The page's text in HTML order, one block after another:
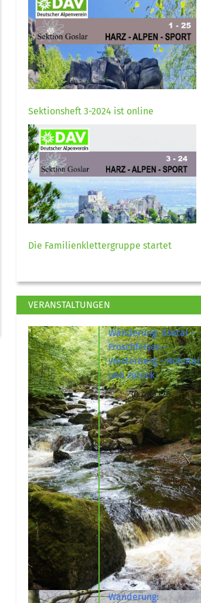
Sektionsheft 3-2024 ist online
Die Familienklettergruppe startet
VERANSTALTUNGEN
Wanderung: Ilsetal –
Froschfelsen –
Westerberg – Rohntal
und zurück
30 Aug. 26
Wanderung: